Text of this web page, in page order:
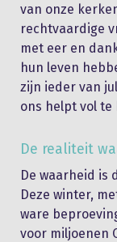
van onze
rechtvaardige
met eer en
hun leven
zijn ieder van
ons helpt vol
De realiteit
De waarheid is
Deze winter,
ware
voor miljoenen